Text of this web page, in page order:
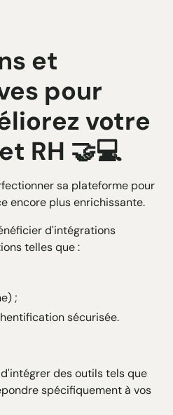
et
pour
votre
RH 🤝💻
sa plateforme pour
encore plus enrichissante.
d'intégrations
telles que :
;
sécurisée.
des outils tels que
spécifiquement à vos